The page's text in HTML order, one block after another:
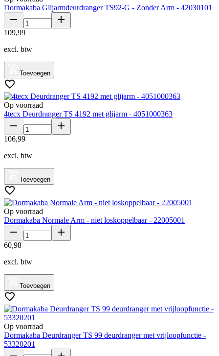
Dormakaba Glijarmdeurdranger TS92-G - Zonder Arm - 42030101
109,99
excl. btw
Toevoegen
Op voorraad
4tecx Deurdranger TS 4192 met glijarm - 4051000363
106,99
excl. btw
Toevoegen
Op voorraad
Dormakaba Normale Arm - niet loskoppelbaar - 22005001
60,98
excl. btw
Toevoegen
Op voorraad
Dormakaba Deurdranger TS 99 deurdranger met vrijloopfunctie -
53320201